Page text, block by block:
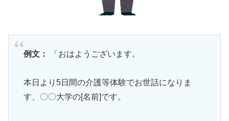
例文： 「おはようございます。
本日より5日間の介護等体験でお世話になりま
す、〇〇大学の[名前]です。